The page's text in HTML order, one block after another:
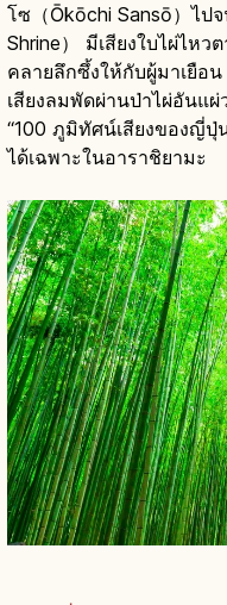
โซ（Ōkōchi Sansō）ไป
Shrine） มีเสียงใบไผ่ไห
คลายลึกซึ้งให้กับผู้มาเยือน
เสียงลมพัดผ่านป่าไผ่อันแผ่
“100 ภูมิทัศน์เสียงของญี่
ได้เฉพาะในอาราชิยามะ